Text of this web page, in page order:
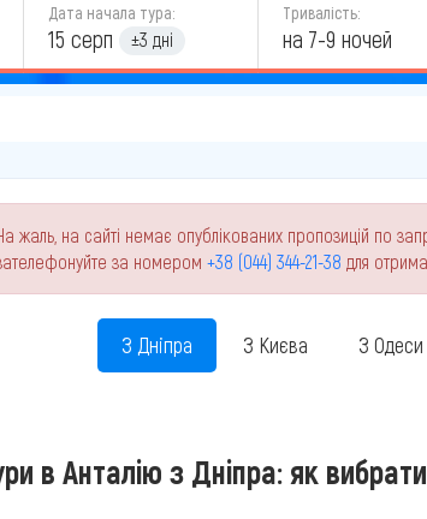
Дата начала тура:
15 серп ±3 дні
Тривалість:
на 7-9 ночей
жаль, на сайті немає опублікованих пропозицій по
за номером +38 (044) 344-21-38 для
З Дніпра З Києва З Одеси
в Анталію з Дніпра: як